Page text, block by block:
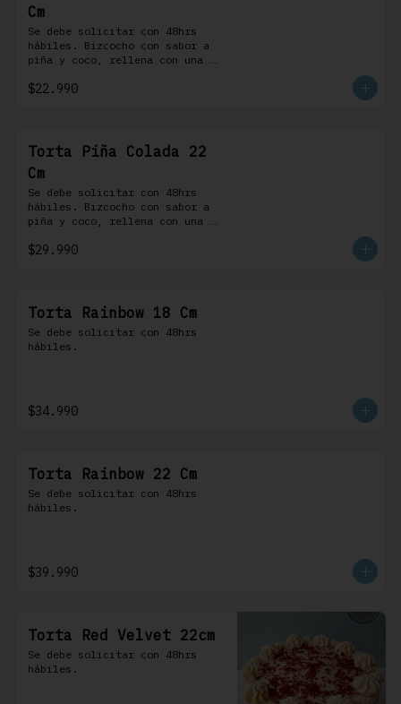
Cm
Se debe solicitar con 48hrs
hábiles. Bizcocho con sabor a
piña y coco, rellena con una
coco, cubierta con buttercream
$22.990
Torta Piña Colada 22
Cm
Se debe solicitar con 48hrs
hábiles. Bizcocho con sabor a
piña y coco, rellena con una
coco, cubierta con buttercream
$29.990
Torta Rainbow 18 Cm
Se debe solicitar con 48hrs
hábiles.
$34.990
Torta Rainbow 22 Cm
Se debe solicitar con 48hrs
hábiles.
$39.990
Torta Red Velvet 22cm
Se debe solicitar con 48hrs
hábiles.